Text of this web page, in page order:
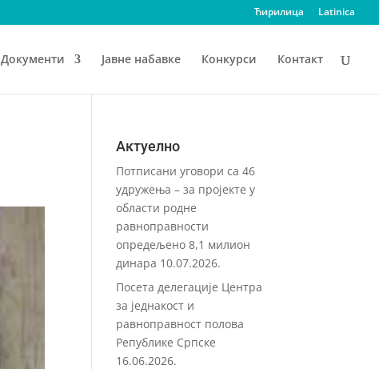
Ћирилица Latinica
Документи Јавне набавке Конкурси Контакт
Актуелно
Потписани уговори са 46
удружења – за пројекте у
области родне
равноправности
опредељено 8,1 милион
динара 10.07.2026.
Посета делегације Центра
за једнакост и
равноправност полова
Републике Српске
16.06.2026.